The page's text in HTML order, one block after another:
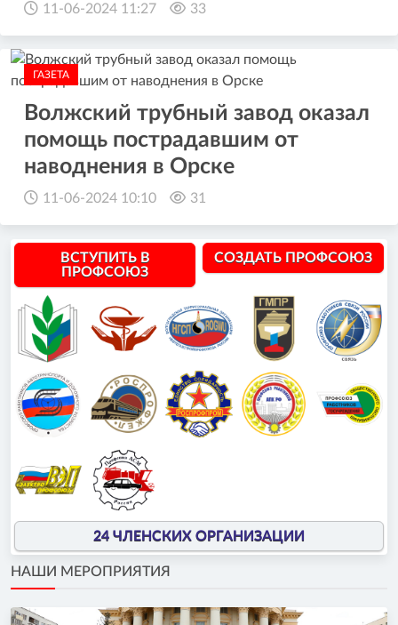
11-06-2024 11:27 33
ГАЗЕТА
Волжский трубный завод оказал
помощь пострадавшим от
наводнения в Орске
11-06-2024 10:10 31
ВСТУПИТЬ В
ПРОФСОЮЗ
СОЗДАТЬ ПРОФСОЮЗ
24 ЧЛЕНСКИХ ОРГАНИЗАЦИИ
НАШИ МЕРОПРИЯТИЯ